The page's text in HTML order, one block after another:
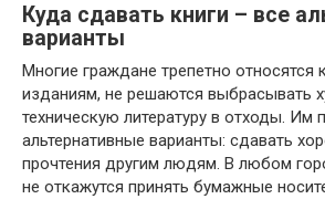
Куда сдавать книги – все
варианты
Многие граждане трепетно относятся
изданиям, не решаются выбрасывать
техническую литературу в отходы. Им
альтернативные варианты: сдавать
прочтения другим людям. В любом
не откажутся принять бумажные